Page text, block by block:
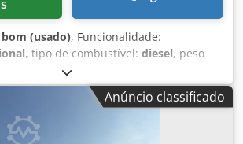
(usado), Funcionalidade:
, tipo de combustível: diesel, peso
Ano de fabrico:
aço, CATERPILLAR 330, ano 2021, 8699
peso 30800 kg, 205 kW, equipado com
garra, engate rápido, válvulas de
original, sem soldaduras. Dcodpfx
Anúncio classificado